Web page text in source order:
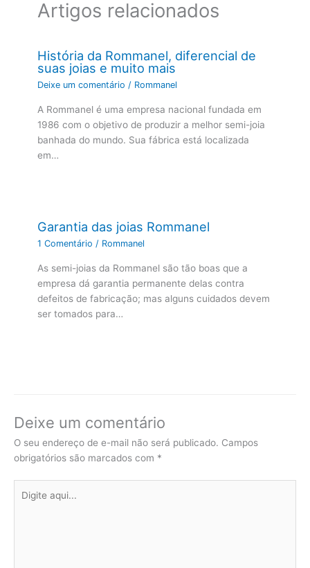
Artigos relacionados
História da Rommanel, diferencial de
suas joias e muito mais
Deixe um comentário / Rommanel
A Rommanel é uma empresa nacional fundada em
1986 com o objetivo de produzir a melhor semi-joia
banhada do mundo. Sua fábrica está localizada
em…
Garantia das joias Rommanel
1 Comentário / Rommanel
As semi-joias da Rommanel são tão boas que a
empresa dá garantia permanente delas contra
defeitos de fabricação; mas alguns cuidados devem
ser tomados para…
Deixe um comentário
O seu endereço de e-mail não será publicado. Campos
obrigatórios são marcados com *
aqui...